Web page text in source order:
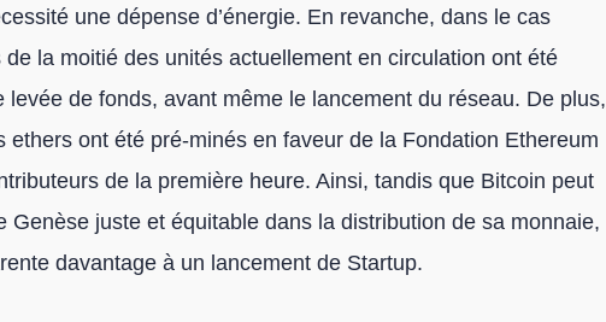
une dépense d’énergie. En revanche, dans le cas
la moitié des unités actuellement en circulation ont été
levée de fonds, avant même le lancement du réseau. De plus,
ethers ont été pré-minés en faveur de la Fondation Ethereum
de la première heure. Ainsi, tandis que Bitcoin peut
Genèse juste et équitable dans la distribution de sa monnaie,
davantage à un lancement de Startup.